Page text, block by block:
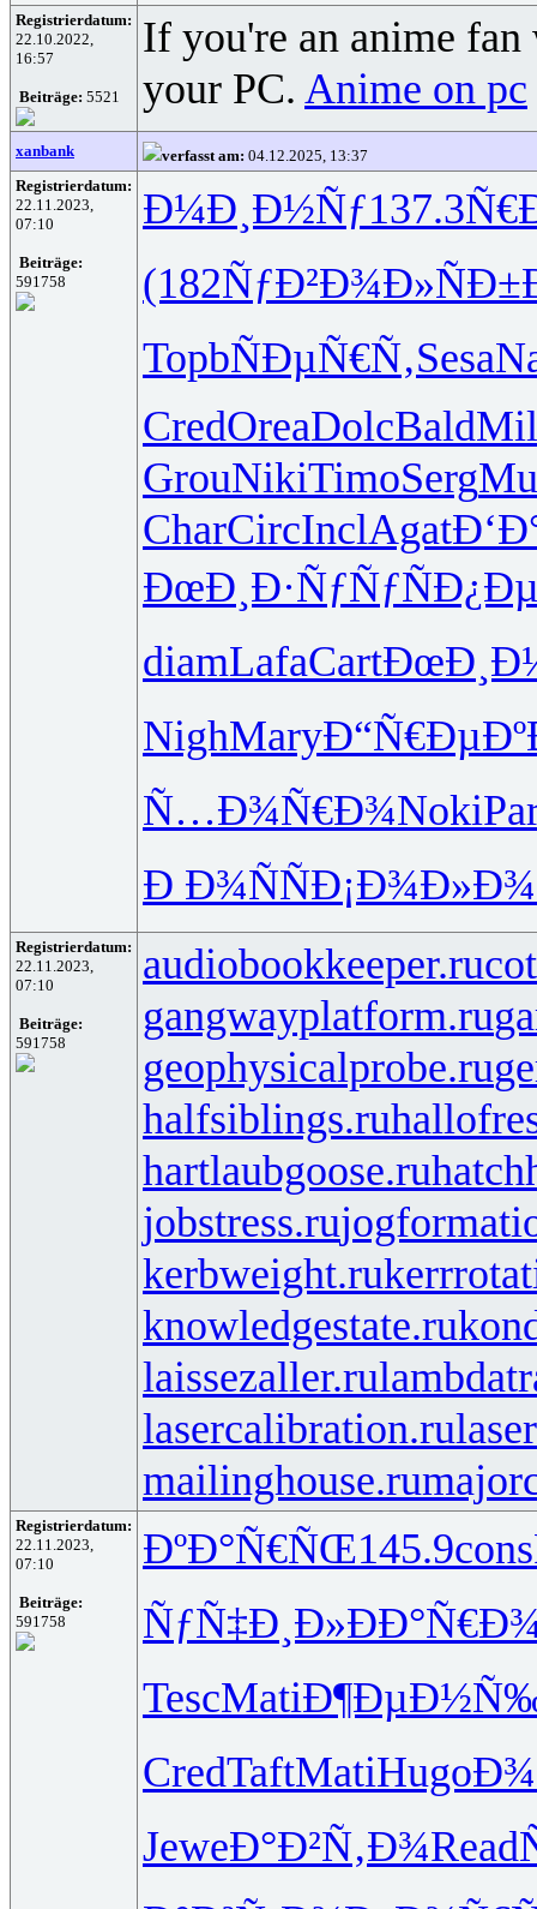
Registrierdatum:
22.10.2022,
16:57
Beiträge: 5521
If you're an anime
your PC. Anime on pc
xanbank verfasst am: 04.12.2025, 13:37
Registrierdatum:
22.11.2023,
07:10
Beiträge:
591758
Ð¼Ð¸Ð½Ñƒ137.3
(182ÑƒÐ²Ð¾Ð»
TopbÑÐµÑ€Ñ‚Sesa
CredOreaDolcBald
GrouNikiTimoSerg
CharCircInclAgat
ÐœÐ¸Ð·Ñƒ
diamLafaCart
NighMaryÐ“Ñ€ÐµÐº
Ñ…Ð¾Ñ€Ð¾Noki
Ð Ð¾ÑÑÐ¡Ð¾Ð»Ð¾
Registrierdatum:
22.11.2023,
07:10
Beiträge:
591758
audiobookkeeper.ru
gangwayplatform.ru
geophysicalprobe.ru
halfsiblings.ru
hartlaubgoose.ru
jobstress.ru
kerbweight.ru
knowledgestate.ru
laissezaller.ru
lasercalibration.ru
mailinghouse.ru
Registrierdatum:
22.11.2023,
07:10
Beiträge:
591758
ÐºÐ°Ñ€ÑŒ145.9cons
ÑƒÑ‡Ð¸Ð»
TescMati
CredTaftMatiHugo
JeweÐ°Ð²Ñ‚Ð¾Read